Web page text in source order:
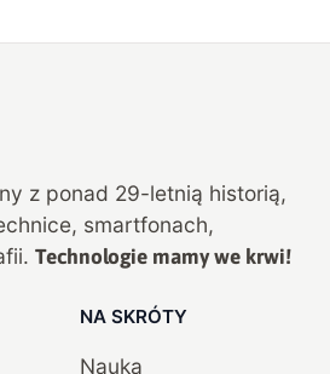
z ponad 29-letnią historią,
smartfonach,
Technologie mamy we krwi!
NA SKRÓTY
Nauka